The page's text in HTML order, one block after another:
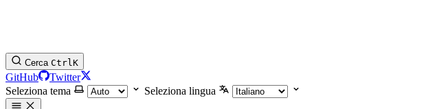
Cerca CtrlK
GitHub
Twitter
Seleziona tema
Seleziona lingua